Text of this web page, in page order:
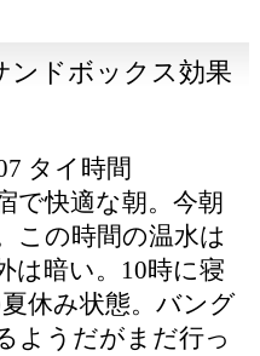
ンドボックス効果
タイ時間
で快適な朝。今朝
この時間の温水は
は暗い。10時に寝
休み状態。バング
ようだがまだ行っ